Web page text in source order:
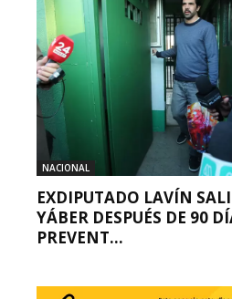
NACIONAL
EXDIPUTADO LAVÍN
YÁBER DESPUÉS DE 90
PREVENT...